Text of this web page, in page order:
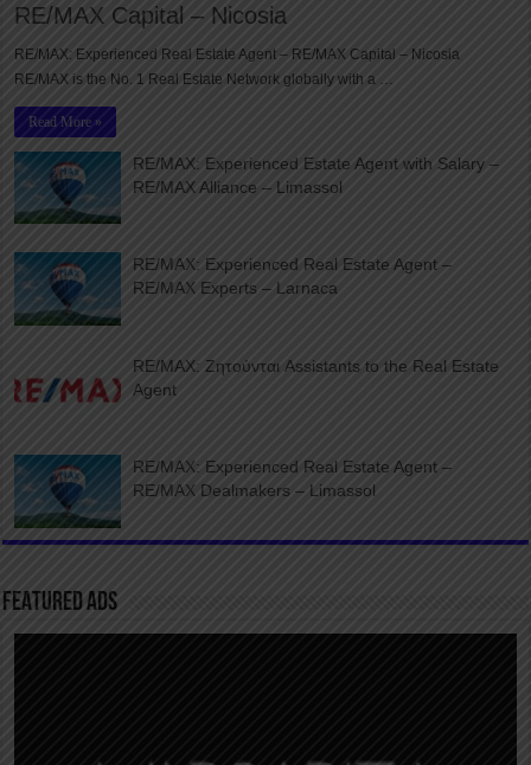
RE/MAX Capital – Nicosia
RE/MAX: Experienced Real Estate Agent – RE/MAX Capital – Nicosia
RE/MAX is the No. 1 Real Estate Network globally with a …
Read More »
RE/MAX: Experienced Estate Agent with Salary –
RE/MAX Alliance – Limassol
RE/MAX: Experienced Real Estate Agent –
RE/MAX Experts – Larnaca
RE/MAX: Ζητούνται Assistants to the Real Estate
Agent
RE/MAX: Experienced Real Estate Agent –
RE/MAX Dealmakers – Limassol
FEATURED ADS